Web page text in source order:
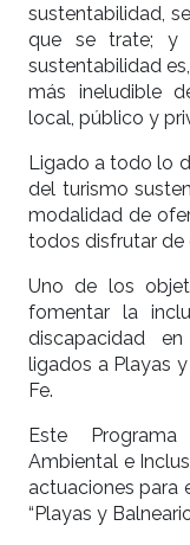
sustentabilidad,
que se trate; y
sustentabilidad
más ineludible
local, público y
Ligado a todo lo
del turismo
modalidad de
todos disfrutar de
Uno de los
fomentar la
discapacidad
ligados a Playas
Fe.
Este
Ambiental e
actuaciones para
“Playas y